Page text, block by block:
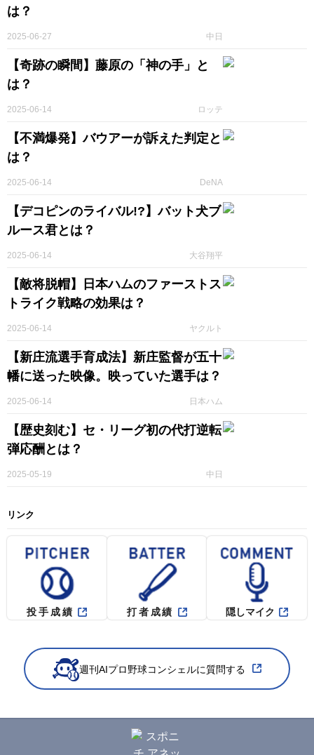
は？
中日
2025-06-27
【奇跡の瞬間】藤原の「神の手」と
は？
ロッテ
2025-06-14
【不満爆発】バウアーが訴えた判定と
は？
DeNA
2025-06-14
【デコピンのライバル!?】バット犬ブ
ルース君とは？
大谷翔平
2025-06-14
【敵将脱帽】日本ハムのファーストス
トライク戦略の効果は？
ヤクルト
2025-06-14
【新庄流選手育成法】新庄監督が五十
幡に送った映像。映っていた選手は？
日本ハム
2025-06-14
【歴史刻む】セ・リーグ初の代打逆転
弾応酬とは？
中日
2025-05-19
リンク
投手成績 打者成績 隠しマイク
週刊AIプロ野球コンシェルに質問する